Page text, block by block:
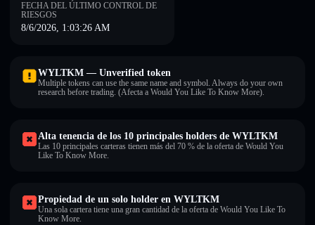
FECHA DEL ÚLTIMO CONTROL DE
RIESGOS
8/6/2026, 1:03:26 AM
WYLTKM — Unverified token
Multiple tokens can use the same name and symbol. Always do your own
research before trading. (Afecta a Would You Like To Know More).
Alta tenencia de los 10 principales holders de WYLTKM
Las 10 principales carteras tienen más del 70 % de la oferta de Would You
Like To Know More.
Propiedad de un solo holder en WYLTKM
Una sola cartera tiene una gran cantidad de la oferta de Would You Like To
Know More.